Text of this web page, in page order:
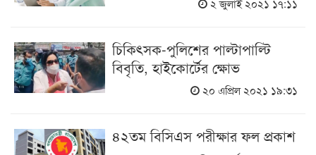
২ জুলাই ২০২১ ১৭:১১
চিকিৎসক-পুলিশের পাল্টাপাল্টি
বিবৃতি, হাইকোর্টের ক্ষোভ
২০ এপ্রিল ২০২১ ১৯:৩১
৪২তম বিসিএস পরীক্ষার ফল প্রকাশ